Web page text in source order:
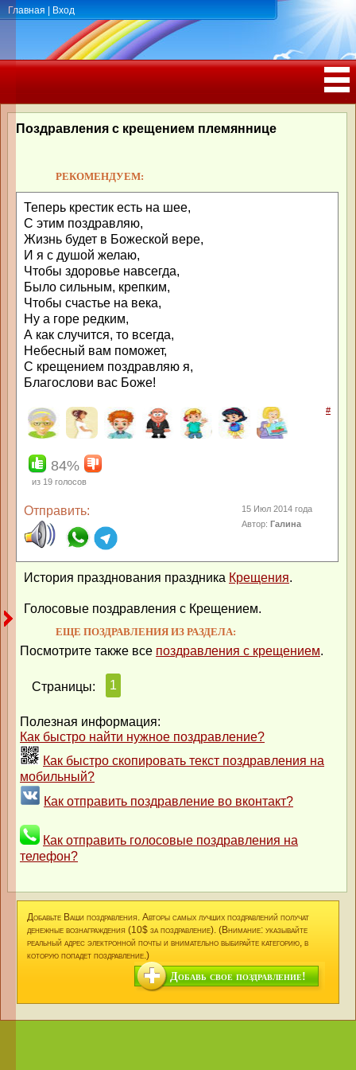
Главная Вход
РОЖДЕНИЯ, ЮБИЛЕЕМ
Поздравления с крещением племяннице
РЕКОМЕНДУЕМ:
Теперь крестик есть на шее,
С этим поздравляю,
Жизнь будет в Божеской вере,
И я с душой желаю,
Чтобы здоровье навсегда,
Было сильным, крепким,
Чтобы счастье на века,
Ну а горе редким,
А как случится, то всегда,
Небесный вам поможет,
С крещением поздравляю я,
Благослови вас Боже!
#
84%
из 19 голосов
Отправить:
15 Июл 2014 года
Автор:Галина
История празднования праздника Крещения.
Голосовые поздравления с Крещением.
ЕЩЕ ПОЗДРАВЛЕНИЯ ИЗ РАЗДЕЛА:
Посмотрите также все поздравления с крещением.
Страницы: 1
Полезная информация:
Как быстро найти нужное поздравление?
Как быстро скопировать текст поздравления на
мобильный?
Как отправить поздравление во вконтакт?
Как отправить голосовые поздравления на
телефон?
Добавьте Ваши поздравления. Авторы самых лучших поздравлений получат
денежные вознаграждения (10$ за поздравление). (Внимание: указывайте
реальный адрес электронной почты и внимательно выбирайте категорию, в
которую попадет поздравление.)
Добавь свое поздравление!